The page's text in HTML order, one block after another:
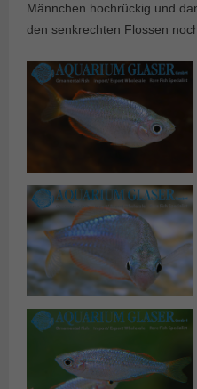
Männchen hochrückig und
den senkrechten Flossen